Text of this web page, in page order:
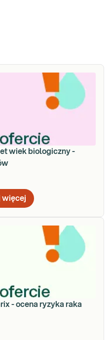
wiek biologiczny -
więcej
- ocena ryzyka raka